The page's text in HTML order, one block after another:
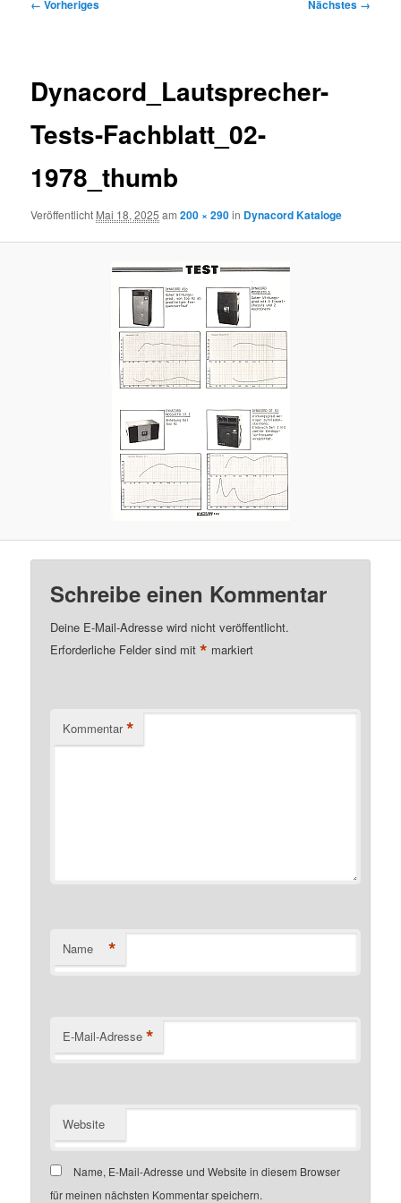
← Vorheriges Nächstes →
Dynacord_Lautsprecher-
Tests-Fachblatt_02-
1978_thumb
Veröffentlicht Mai 18, 2025 am200 × 290in Dynacord Kataloge
Schreibe einen Kommentar
Deine E-Mail-Adresse wird nicht veröffentlicht.
Erforderliche Felder sind mit* markiert
Kommentar *
Name *
E-Mail-Adresse *
Website
Name, E-Mail-Adresse und Website in diesem Browser
für meinen nächsten Kommentar speichern.